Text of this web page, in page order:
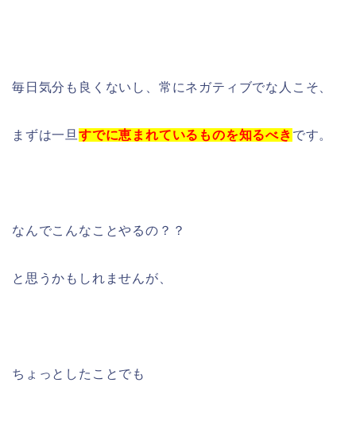
毎日気分も良くないし、常にネガティブでな人こそ、
まずは一旦 すでに恵まれているものを知るべき です。
なんでこんなことやるの？？
と思うかもしれませんが、
ちょっとしたことでも